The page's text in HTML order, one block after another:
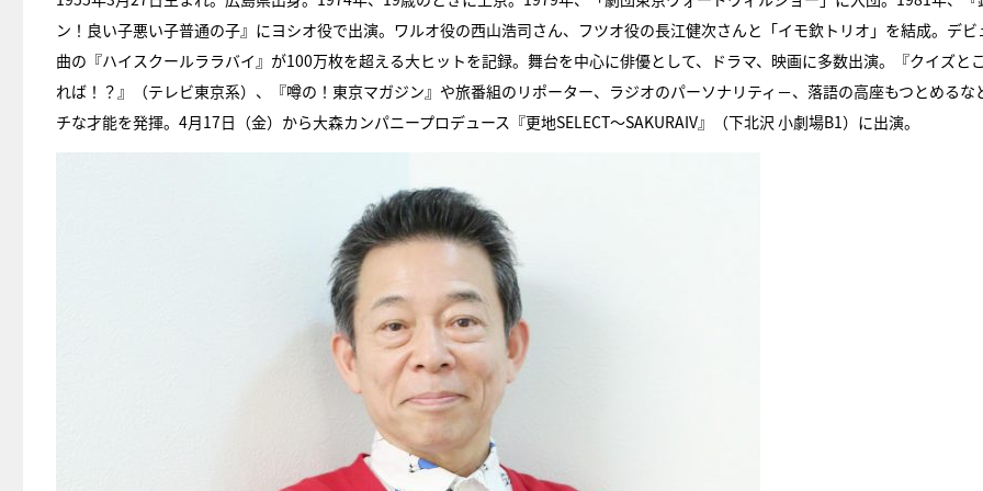
ン！良い子悪い子普通の子』にヨシオ役で出演。ワルオ役の西山浩司さん、フツオ役の長江健次さんと「イモ欽トリオ」を結成。デビ
曲の『ハイスクールララバイ』が100万枚を超える大ヒットを記録。舞台を中心に俳優として、ドラマ、映画に多数出演。『クイズと
れば！？』（テレビ東京系）、『噂の！東京マガジン』や旅番組のリポーター、ラジオのパーソナリティ－、落語の高座もつとめるな
チな才能を発揮。4月17日（金）から大森カンパニープロデュース『更地SELECT～SAKURAIV』（下北沢 小劇場B1）に出演。